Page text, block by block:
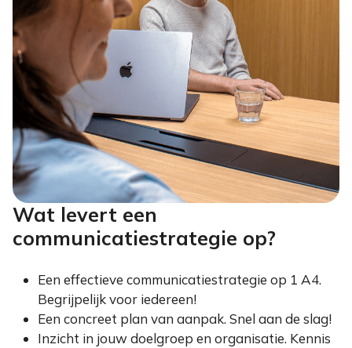
Wat levert een
communicatiestrategie op?
Een effectieve communicatiestrategie op 1 A4.
Begrijpelijk voor iedereen!
Een concreet plan van aanpak. Snel aan de slag!
Inzicht in jouw doelgroep en organisatie. Kennis